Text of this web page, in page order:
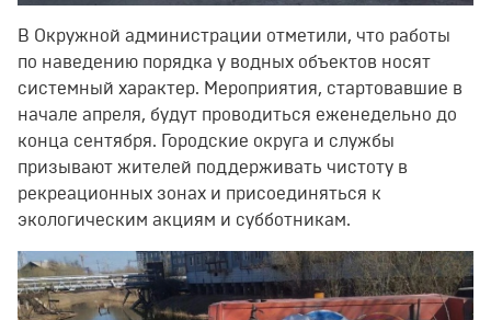
В Окружной администрации отметили, что работы
по наведению порядка у водных объектов носят
системный характер. Мероприятия, стартовавшие в
начале апреля, будут проводиться еженедельно до
конца сентября. Городские округа и службы
призывают жителей поддерживать чистоту в
рекреационных зонах и присоединяться к
экологическим акциям и субботникам.